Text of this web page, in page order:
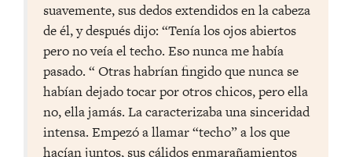
suavemente, sus dedos extendidos en la cabeza
de él, y después dijo: “Tenía los ojos abiertos
pero no veía el techo. Eso nunca me había
pasado. “ Otras habrían fingido que nunca se
habían dejado tocar por otros chicos, pero ella
no, ella jamás. La caracterizaba una sinceridad
intensa. Empezó a llamar “techo” a los que
hacían juntos, sus cálidos enmarañamientos